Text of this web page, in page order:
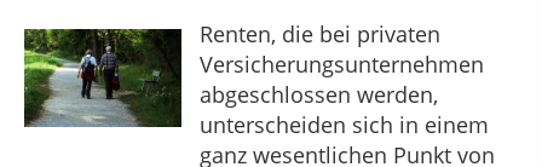
Renten, die bei privaten
Versicherungsunternehmen
abgeschlossen werden,
unterscheiden sich in einem
ganz wesentlichen Punkt von